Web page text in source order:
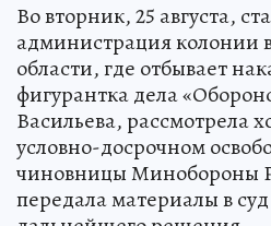
Во вторник, 25 августа,
администрация колонии
области, где отбывает
фигурантка дела
Васильева, рассмотрела
условно-досрочном
чиновницы Минобороны
передала материалы в